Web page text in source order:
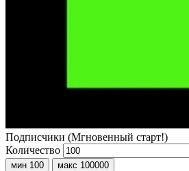
Подписчики (Мгновенный старт!)
Количество
мин 100 макс 100000